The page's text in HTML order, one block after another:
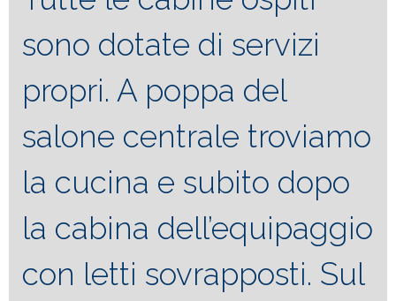
sono dotate di servizi
propri. A poppa del
salone centrale troviamo
la cucina e subito dopo
la cabina dell’equipaggio
con letti sovrapposti. Sul